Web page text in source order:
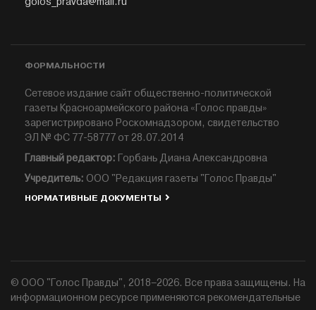
ФОРМАЛЬНОСТИ
Сетевое издание сайт общественно-политической
газеты Красноармейского района «Голос правды»
зарегистрировано Роскомнадзором, свидетельство
ЭЛ № ФС 77-58777 от 28.07.2014
Главный редактор: Горбань Диана Александровна
Учредитель: ООО "Редакция газеты "Голос Правды"
НОРМАТИВНЫЕ ДОКУМЕНТЫ
© ООО "Голос Правды", 2018–2026. Все права защищены. На
информационном ресурсе применяются рекомендательные